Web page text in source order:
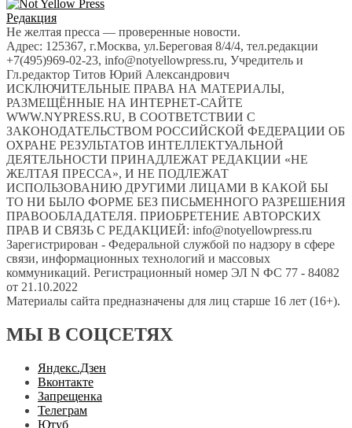
Редакция
Не желтая пресса — проверенные новости.
Адрес: 125367, г.Москва, ул.Береговая 8/4/4, тел.редакции
+7(495)969-02-23, info@notyellowpress.ru, Учредитель и
Гл.редактор Титов Юрий Александрович
ИСКЛЮЧИТЕЛЬНЫЕ ПРАВА НА МАТЕРИАЛЫ,
РАЗМЕЩЁННЫЕ НА ИНТЕРНЕТ-САЙТЕ
WWW.NYPRESS.RU, В СООТВЕТСТВИИ С
ЗАКОНОДАТЕЛЬСТВОМ РОССИЙСКОЙ ФЕДЕРАЦИИ ОБ
ОХРАНЕ РЕЗУЛЬТАТОВ ИНТЕЛЛЕКТУАЛЬНОЙ
ДЕЯТЕЛЬНОСТИ ПРИНАДЛЕЖАТ РЕДАКЦИИ «НЕ
ЖЕЛТАЯ ПРЕССА», И НЕ ПОДЛЕЖАТ
ИСПОЛЬЗОВАНИЮ ДРУГИМИ ЛИЦАМИ В КАКОЙ БЫ
ТО НИ БЫЛО ФОРМЕ БЕЗ ПИСЬМЕННОГО РАЗРЕШЕНИЯ
ПРАВООБЛАДАТЕЛЯ. ПРИОБРЕТЕНИЕ АВТОРСКИХ
ПРАВ И СВЯЗЬ С РЕДАКЦИЕЙ: info@notyellowpress.ru
Зарегистрирован - Федеральной службой по надзору в сфере
связи, информационных технологий и массовых
коммуникаций. Регистрационный номер ЭЛ N ФС 77 - 84082
от 21.10.2022
Материалы сайта предназначены для лиц старше 16 лет (16+).
МЫ В СОЦСЕТЯХ
Яндекс.Дзен
Вконтакте
Запрещенка
Телеграм
Ютуб